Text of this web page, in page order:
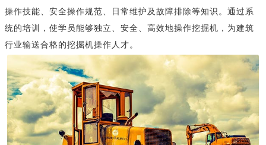
操作技能、安全操作规范、日常维护及故障排除等知识。通过系
统的培训，使学员能够独立、安全、高效地操作挖掘机，为建筑
行业输送合格的挖掘机操作人才。